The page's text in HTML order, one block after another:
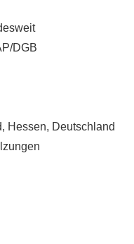
DGB
Hessen, Deutschland